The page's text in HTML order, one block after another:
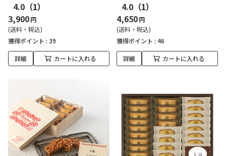
4.0 （1）
3,900円
(送料・税込)
獲得ポイント : 39
詳細 カートに入れる
4.0 （1）
4,650円
(送料・税込)
獲得ポイント : 46
詳細 カートに入れる